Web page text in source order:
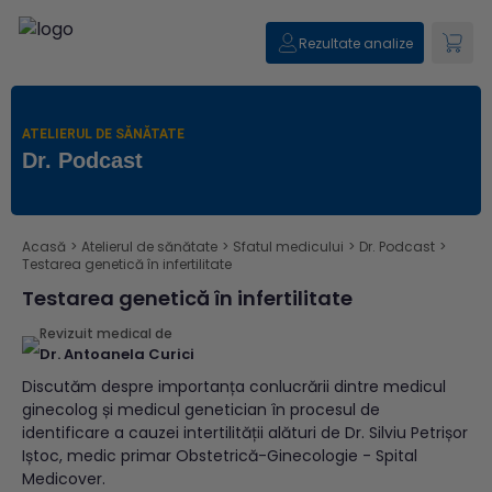
Rezultate analize
ATELIERUL DE SĂNĂTATE
Dr. Podcast
Acasă > Atelierul de sănătate > Sfatul medicului > Dr. Podcast >
Testarea genetică în infertilitate
Testarea genetică în infertilitate
Revizuit medical de
Dr. Antoanela Curici
Discutăm despre importanța conlucrării dintre medicul
ginecolog și medicul genetician în procesul de
identificare a cauzei intertilității alături de Dr. Silviu Petrișor
Iștoc, medic primar Obstetrică-Ginecologie - Spital
Medicover.